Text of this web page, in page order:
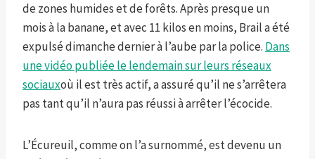
de zones humides et de forêts. Après presque un
mois à la banane, et avec 11 kilos en moins, Brail a été
expulsé dimanche dernier à l’aube par la police. Dans
une vidéo publiée le lendemain sur leurs réseaux
sociauxoù il est très actif, a assuré qu’il ne s’arrêtera
pas tant qu’il n’aura pas réussi à arrêter l’écocide.
L’Écureuil, comme on l’a surnommé, est devenu un